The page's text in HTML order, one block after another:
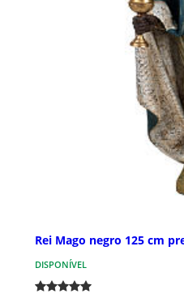
Rei Mago negro 125 cm
DISPONÍVEL